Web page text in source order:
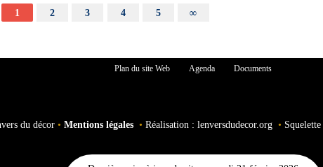
1 2 3 4 5 ∞
Plan du site Web Agenda Documents
du décor • Mentions légales • Réalisation : lenversdudecor.org • Squelette